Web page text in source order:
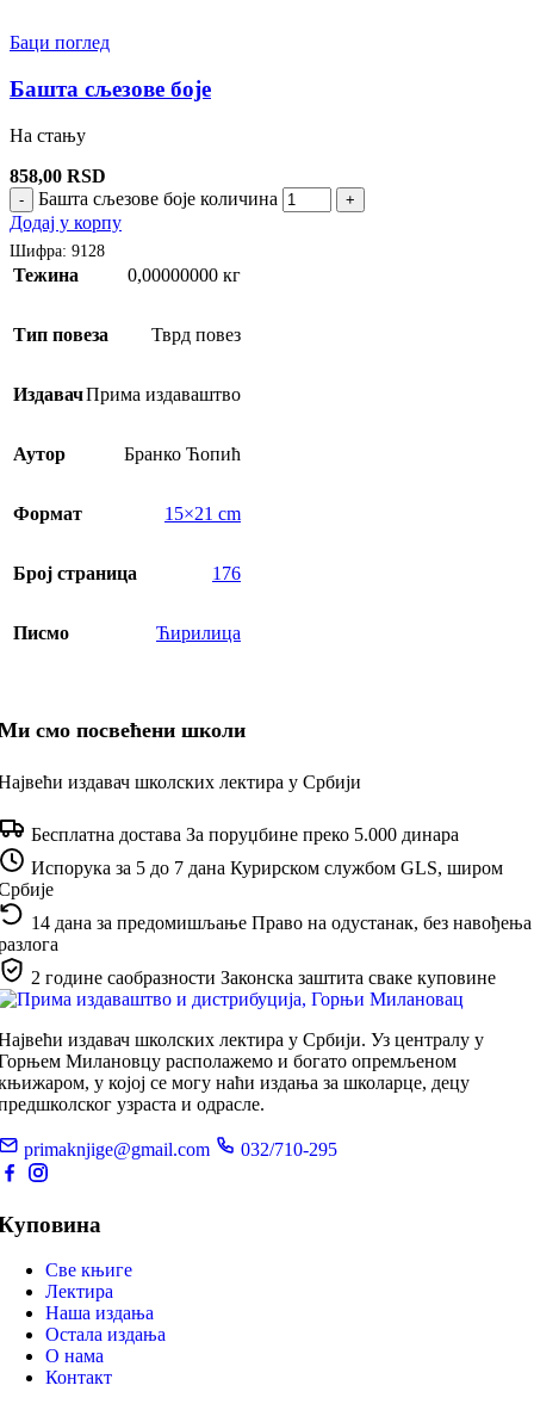
Баци поглед
Башта сљезове боје
На стању
858,00 RSD
- Башта сљезове боје количина +
Додај у корпу
Шифра: 9128
Тежина 0,00000000 кг
Тип повеза Тврд повез
ИздавачПрима издаваштво
Аутор Бранко Ћопић
Формат 15×21 cm
Број страница 176
Писмо Ћирилица
смо посвећени школи
издавач школских лектира у Србији
Бесплатна достава За поруџбине преко 5.000 динара
Испорука за 5 до 7 дана Курирском службом GLS, широм
14 дана за предомишљање Право на одустанак, без навођења
2 године саобразности Законска заштита сваке куповине
издавач школских лектира у Србији. Уз централу у
Милановцу располажемо и богато опремљеном
у којој се могу наћи издања за школарце, децу
узраста и одрасле.
primaknjige@gmail.com 032/710-295
Све књиге
Лектира
Наша издања
Остала издања
О нама
Контакт